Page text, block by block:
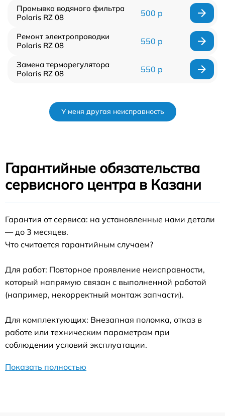
Промывка водяного фильтра
Polaris RZ 08
500 р
Ремонт электропроводки
Polaris RZ 08
550 р
Замена терморегулятора
Polaris RZ 08
550 р
У меня другая неисправность
Гарантийные обязательства
сервисного центра в Казани
Гарантия от сервиса: на установленные нами детали
— до 3 месяцев.
Что считается гарантийным случаем?
Для работ: Повторное проявление неисправности,
который напрямую связан с выполненной работой
(например, некорректный монтаж запчасти).
Для комплектующих: Внезапная поломка, отказ в
работе или техническим параметрам при
соблюдении условий эксплуатации.
Показать полностью